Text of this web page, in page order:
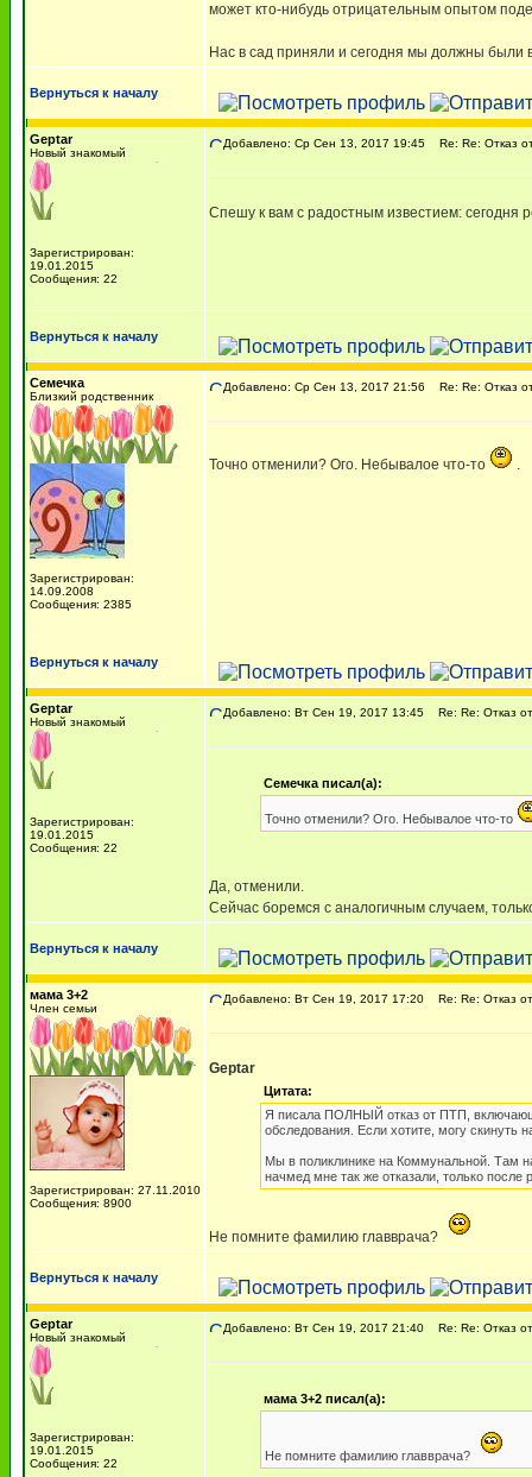
может кто-нибудь отрицательным опытом
Нас в сад приняли и сегодня мы должны были
Вернуться к началу
Geptar
Новый знакомый
Зарегистрирован:
19.01.2015
Сообщения: 22
Добавлено: Ср Сен 13, 2017 19:45 Re: Re: Отказ
Спешу к вам с радостным известием: сегодня
Вернуться к началу
Семечка
Близкий родственник
Зарегистрирован:
14.09.2008
Сообщения: 2385
Добавлено: Ср Сен 13, 2017 21:56 Re: Re: Отказ
Точно отменили? Ого. Небывалое что-то .
Вернуться к началу
Geptar
Новый знакомый
Зарегистрирован:
19.01.2015
Сообщения: 22
Добавлено: Вт Сен 19, 2017 13:45 Re: Re: Отказ
Семечка писал(а):
Точно отменили? Ого. Небывалое что-то
Да, отменили.
Сейчас боремся с аналогичным случаем,
Вернуться к началу
мама 3+2
Член семьи
Зарегистрирован: 27.11.2010
Сообщения: 8900
Добавлено: Вт Сен 19, 2017 17:20 Re: Re: Отказ
Geptar
Цитата:
Я писала ПОЛНЫЙ отказ от ПТП,
обследования. Если хотите, могу скинуть
Мы в поликлинике на Коммунальной. Там
начмед мне так же отказали, только после
Не помните фамилию главврача?
Вернуться к началу
Geptar
Новый знакомый
Зарегистрирован:
19.01.2015
Сообщения: 22
Добавлено: Вт Сен 19, 2017 21:40 Re: Re: Отказ
мама 3+2 писал(а):
Не помните фамилию главврача?